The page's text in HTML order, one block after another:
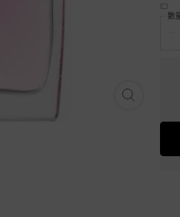
真愛奇蹟香水
數